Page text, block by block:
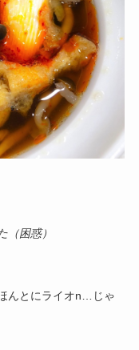
（困惑）
んとにライオn…じゃ